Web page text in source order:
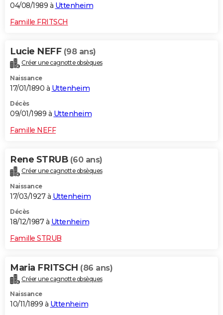
04/08/1989 à Uttenheim
Famille FRITSCH
Lucie NEFF (98 ans)
Créer une cagnotte obsèques
Naissance
17/01/1890 à Uttenheim
Décès
09/01/1989 à Uttenheim
Famille NEFF
Rene STRUB (60 ans)
Créer une cagnotte obsèques
Naissance
17/03/1927 à Uttenheim
Décès
18/12/1987 à Uttenheim
Famille STRUB
Maria FRITSCH (86 ans)
Créer une cagnotte obsèques
Naissance
10/11/1899 à Uttenheim